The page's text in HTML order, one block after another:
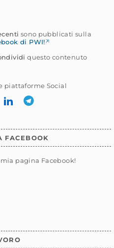
sono pubblicati sulla
di PWI!
questo contenuto
piattaforme Social
FACEBOOK
pagina Facebook!